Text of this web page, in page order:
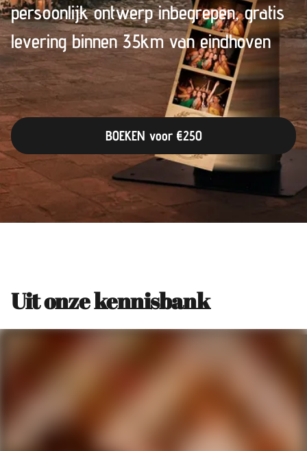
persoonlijk ontwerp inbegrepen, gratis
levering binnen 35km van eindhoven
BOEKEN voor €250
Uit onze kennisbank